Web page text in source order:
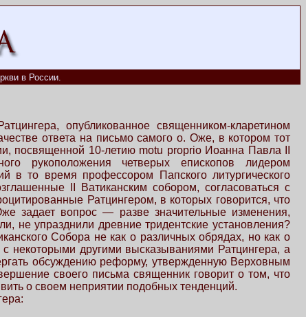
в России.
опубликованное священником-кларетином
ответа на письмо самого о. Оже, в котором тот
посвященной 10-летию motu proprio Иоанна Павла II
рукоположения четверых епископов лидером
в то время профессором Папского литургического
II Ватиканским собором, согласоваться с
Ратцингером, в которых говорится, что
задает вопрос — разве значительные изменения,
упразднили древние тридентские установления?
Собора не как о различных обрядах, но как о
некоторыми другими высказываниями Ратцингера, а
обсуждению реформу, утвержденную Верховным
своего письма священник говорит о том, что
о своем неприятии подобных тенденций.